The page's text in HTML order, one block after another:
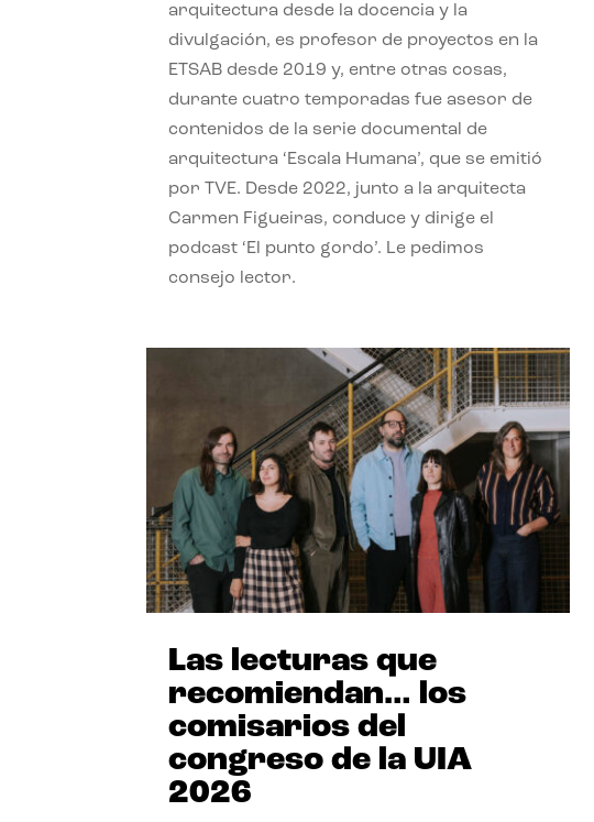
arquitectura desde la docencia y la
divulgación, es profesor de proyectos en la
ETSAB desde 2019 y, entre otras cosas,
durante cuatro temporadas fue asesor de
contenidos de la serie documental de
arquitectura ‘Escala Humana’, que se emitió
por TVE. Desde 2022, junto a la arquitecta
Carmen Figueiras, conduce y dirige el
podcast ‘El punto gordo’. Le pedimos
consejo lector.
Las lecturas que
recomiendan… los
comisarios del
congreso de la UIA
2026